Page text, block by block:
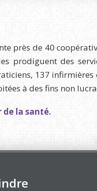
près de 40
prodiguent des
137
à des fins non
la santé.